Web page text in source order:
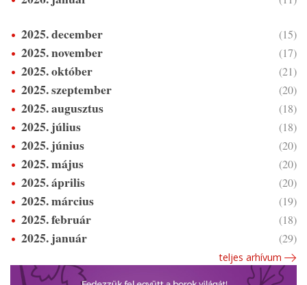
2025. december (15)
2025. november (17)
2025. október (21)
2025. szeptember (20)
2025. augusztus (18)
2025. július (18)
2025. június (20)
2025. május (20)
2025. április (20)
2025. március (19)
2025. február (18)
2025. január (29)
teljes arhívum